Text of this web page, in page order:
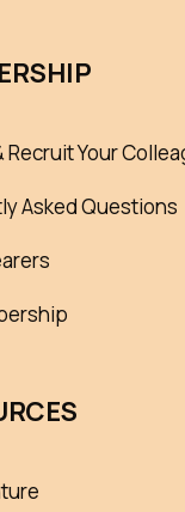
Recruit Your
Asked Questions